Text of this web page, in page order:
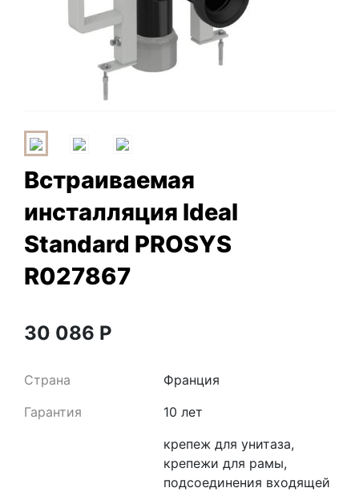
Встраиваемая
инсталляция Ideal
Standard PROSYS
R027867
30 086 Р
Страна
Франция
Гарантия
10 лет
крепеж для унитаза,
крепежи для рамы,
подсоединения входящей